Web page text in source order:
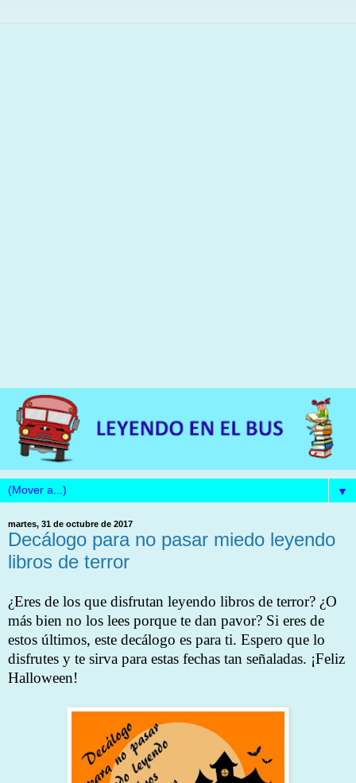
▼
martes, 31 de octubre de 2017
Decálogo para no pasar miedo leyendo
libros de terror
¿Eres de los que disfrutan leyendo libros de terror? ¿O
más bien no los lees porque te dan pavor? Si eres de
estos últimos, este decálogo es para ti. Espero que lo
disfrutes y te sirva para estas fechas tan señaladas. ¡Feliz
Halloween!